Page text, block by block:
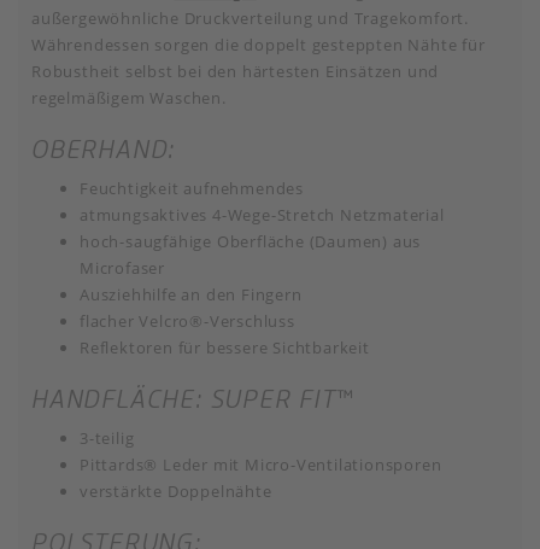
außergewöhnliche Druckverteilung und Tragekomfort.
Währendessen sorgen die doppelt gesteppten Nähte für
Robustheit selbst bei den härtesten Einsätzen und
regelmäßigem Waschen.
OBERHAND:
Feuchtigkeit aufnehmendes
atmungsaktives 4-Wege-Stretch Netzmaterial
hoch-saugfähige Oberfläche (Daumen) aus
Microfaser
Ausziehhilfe an den Fingern
flacher Velcro®-Verschluss
Reflektoren für bessere Sichtbarkeit
HANDFLÄCHE: SUPER FIT™
3-teilig
Pittards® Leder mit Micro-Ventilationsporen
verstärkte Doppelnähte
POLSTERUNG: